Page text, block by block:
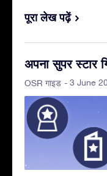
पूरा लेख पढ़ें
अपना सुपर स्टार
OSR गाइड - 3 June